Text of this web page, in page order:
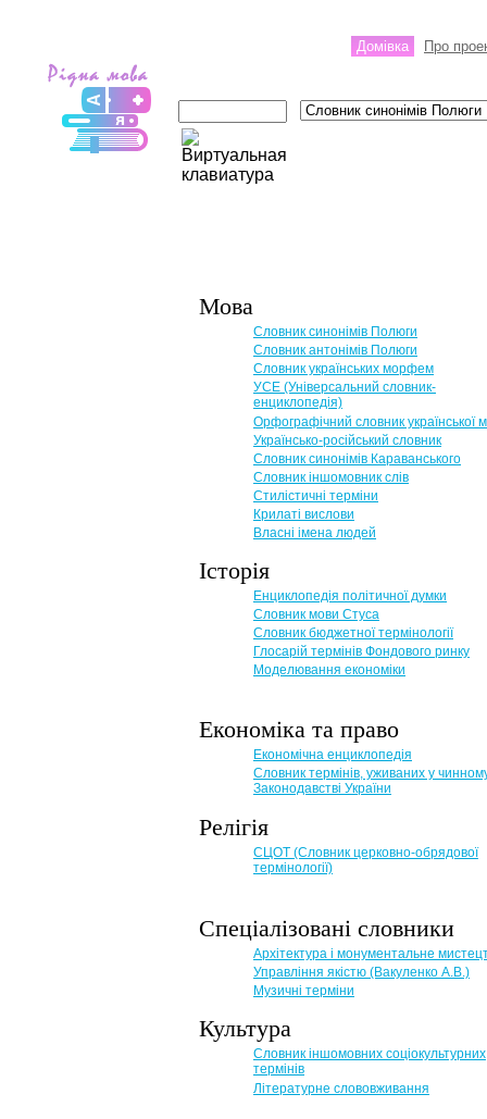
Домівка Про
Мова
Словник синонімів Полюги
Словник антонімів Полюги
Словник українських морфем
УСЕ (Універсальний словник-
енциклопедія)
Орфографічний словник української
Українсько-російський словник
Словник синонімів Караванського
Словник іншомовник слів
Стилістичні терміни
Крилаті вислови
Власні імена людей
Історія
Енциклопедія політичної думки
Словник мови Стуса
Словник бюджетної термінології
Глосарій термінів Фондового ринку
Моделювання економіки
Економіка та право
Eкономічна енциклопедія
Словник термінів, уживаних у
Законодавстві України
Релігія
СЦОТ (Словник церковно-обрядової
термінології)
Спеціалізовані словники
Архітектура і монументальне
Управління якістю (Вакуленко А.В.)
Музичні терміни
Культура
Словник іншомовних соціокультурних
термінів
Літературне слововживання